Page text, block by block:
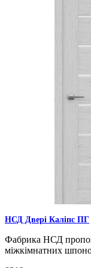
НСД Двері Каліпс ПГ
Фабрика НСД
міжкімнатних